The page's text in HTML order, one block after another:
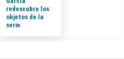
redescubre los
objetos de la
serie